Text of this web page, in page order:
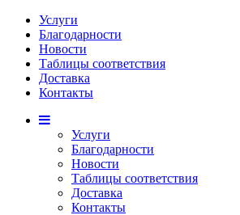
Услуги
Благодарности
Новости
Таблицы соответствия
Доставка
Контакты
Услуги
Благодарности
Новости
Таблицы соответствия
Доставка
Контакты